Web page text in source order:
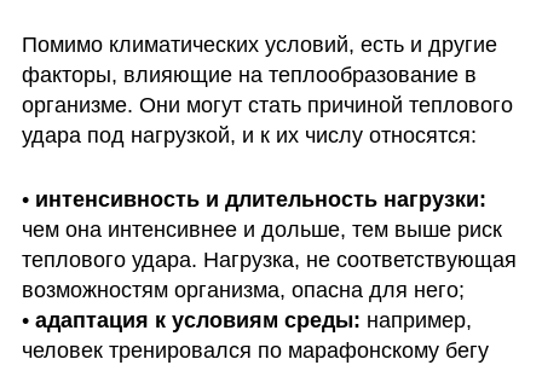
Помимо климатических условий, есть и другие
факторы, влияющие на теплообразование в
организме. Они могут стать причиной теплового
удара под нагрузкой, и к их числу относятся:
• интенсивность и длительность нагрузки:
чем она интенсивнее и дольше, тем выше риск
теплового удара. Нагрузка, не соответствующая
возможностям организма, опасна для него;
• адаптация к условиям среды: например,
человек тренировался по марафонскому бегу